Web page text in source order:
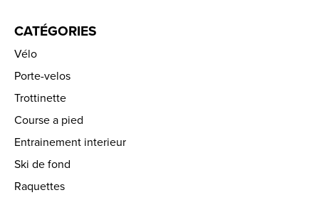
CATÉGORIES
Vélo
Porte-velos
Trottinette
Course a pied
Entrainement interieur
Ski de fond
Raquettes